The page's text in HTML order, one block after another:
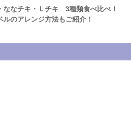
ななチキ・Ｌチキ 3種類食べ比べ！
ルのアレンジ方法もご紹介！